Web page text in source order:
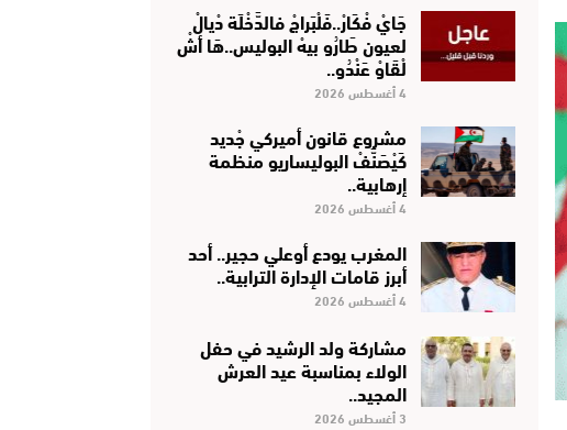
جَايْ فْكَارْ..فَلْبَراجْ فالدَّخْلَة دْيالْ
لعيون طَارُو بيهْ البوليس..هَا أشْ
لْقَاوْ عَنْدُو..
4 أغسطس 2026
مشروع قانون أميركي جْديد
كَيْصَنَّفْ البوليساريو منظمة
إرهابية..
4 أغسطس 2026
المغرب يودع أوعلي حجير.. أحد
أبرز قامات الإدارة الترابية..
4 أغسطس 2026
مشاركة ولد الرشيد في حفل
الولاء بمناسبة عيد العرش
المجيد..
3 أغسطس 2026